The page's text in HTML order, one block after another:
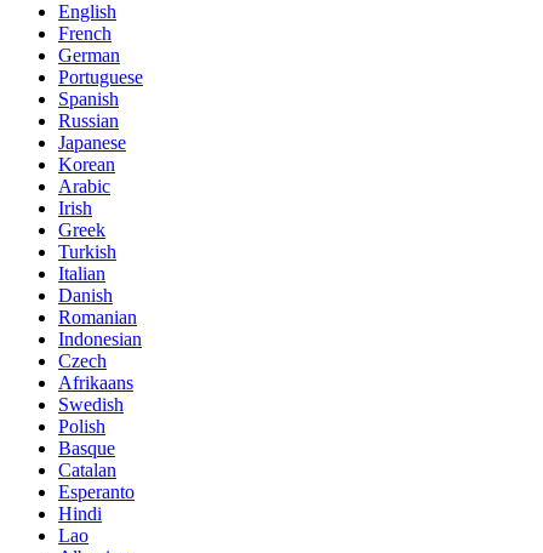
English
French
German
Portuguese
Spanish
Russian
Japanese
Korean
Arabic
Irish
Greek
Turkish
Italian
Danish
Romanian
Indonesian
Czech
Afrikaans
Swedish
Polish
Basque
Catalan
Esperanto
Hindi
Lao